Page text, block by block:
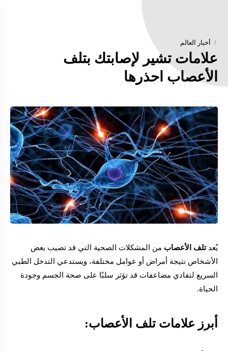
أخبار العالم
علامات تشير لإصابتك بتلف
الأعصاب احذرها
يُعدتلف الأعصاب من المشكلات الصحية التي قد تصيب بعض
الأشخاص نتيجة أمراض أو عوامل مختلفة، ويستدعي التدخل الطبي
السريع لتفادي مضاعفات قد تؤثر سلبًا على صحة الجسم وجودة
الحياة.
أبرز علامات تلف الأعصاب: